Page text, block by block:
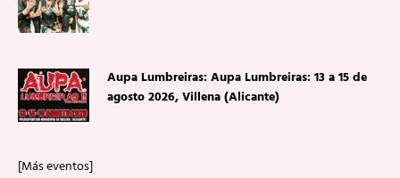
Aupa Lumbreiras: Aupa Lumbreiras: 13 a 15 de
agosto 2026, Villena (Alicante)
[Más eventos]